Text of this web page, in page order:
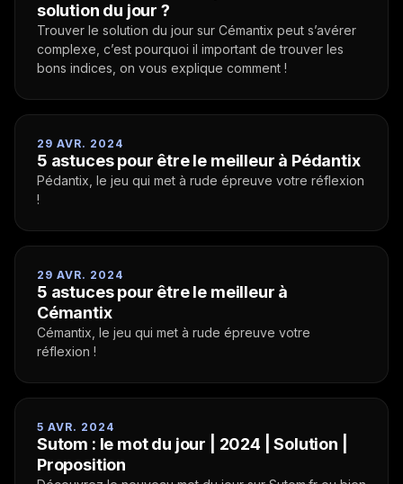
solution du jour ?
Trouver le solution du jour sur Cémantix peut s’avérer
complexe, c’est pourquoi il important de trouver les
bons indices, on vous explique comment !
29 AVR. 2024
5 astuces pour être le meilleur à Pédantix
Pédantix, le jeu qui met à rude épreuve votre réflexion
!
29 AVR. 2024
5 astuces pour être le meilleur à
Cémantix
Cémantix, le jeu qui met à rude épreuve votre
réflexion !
5 AVR. 2024
Sutom : le mot du jour | 2024 | Solution |
Proposition